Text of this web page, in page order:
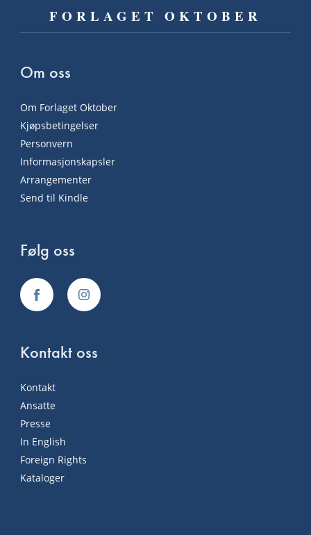
FORLAGET OKTOBER
Om oss
Om Forlaget Oktober
Kjøpsbetingelser
Personvern
Informasjonskapsler
Arrangementer
Send til Kindle
Følg oss
Kontakt oss
Kontakt
Ansatte
Presse
In English
Foreign Rights
Kataloger